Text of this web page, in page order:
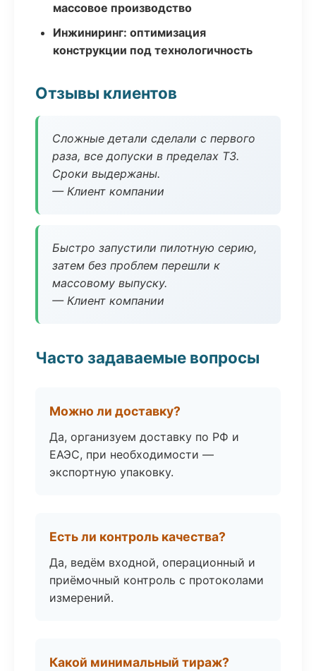
массовое производство
Инжиниринг: оптимизация
конструкции под технологичность
Отзывы клиентов
Сложные детали сделали с первого
раза, все допуски в пределах ТЗ.
Сроки выдержаны.
— Клиент компании
Быстро запустили пилотную серию,
затем без проблем перешли к
массовому выпуску.
— Клиент компании
Часто задаваемые вопросы
Можно ли доставку?
Да, организуем доставку по РФ и
ЕАЭС, при необходимости —
экспортную упаковку.
Есть ли контроль качества?
Да, ведём входной, операционный и
приёмочный контроль с протоколами
измерений.
Какой минимальный тираж?